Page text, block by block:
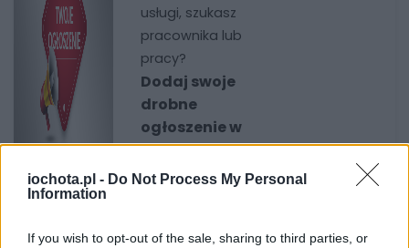
iochota.pl - Do Not Process My Personal
Information
If you wish to opt-out of the sale, sharing to third parties, or
usługi, szukasz
pracownika lub
pracy?
Dodaj swoje
drobne
ogłoszenie w
naszym
serwisie.